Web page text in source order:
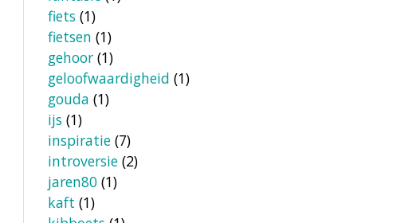
fiets (1)
fietsen (1)
gehoor (1)
geloofwaardigheid (1)
gouda (1)
ijs (1)
inspiratie (7)
introversie (2)
jaren80 (1)
kaft (1)